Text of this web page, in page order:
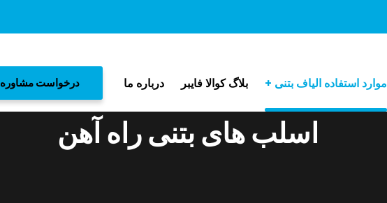
موارد استفاده الیاف بتنی بلاگ کوالا فایبر درباره ما درخواست مشاوره
اسلب های بتنی راه آهن